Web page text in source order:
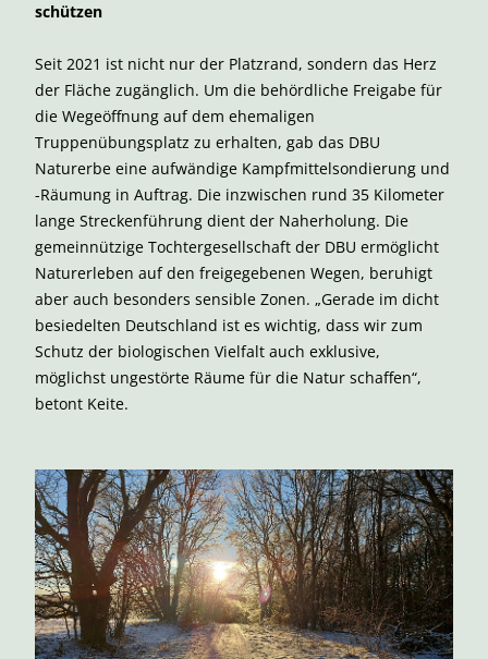
schützen
Seit 2021 ist nicht nur der Platzrand, sondern das Herz
der Fläche zugänglich. Um die behördliche Freigabe für
die Wegeöffnung auf dem ehemaligen
Truppenübungsplatz zu erhalten, gab das DBU
Naturerbe eine aufwändige Kampfmittelsondierung und
-Räumung in Auftrag. Die inzwischen rund 35 Kilometer
lange Streckenführung dient der Naherholung. Die
gemeinnützige Tochtergesellschaft der DBU ermöglicht
Naturerleben auf den freigegebenen Wegen, beruhigt
aber auch besonders sensible Zonen. „Gerade im dicht
besiedelten Deutschland ist es wichtig, dass wir zum
Schutz der biologischen Vielfalt auch exklusive,
möglichst ungestörte Räume für die Natur schaffen“,
betont Keite.